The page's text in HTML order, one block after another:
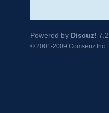
Powered by Discuz! 7.2
© 2001-2009 Comsenz Inc.